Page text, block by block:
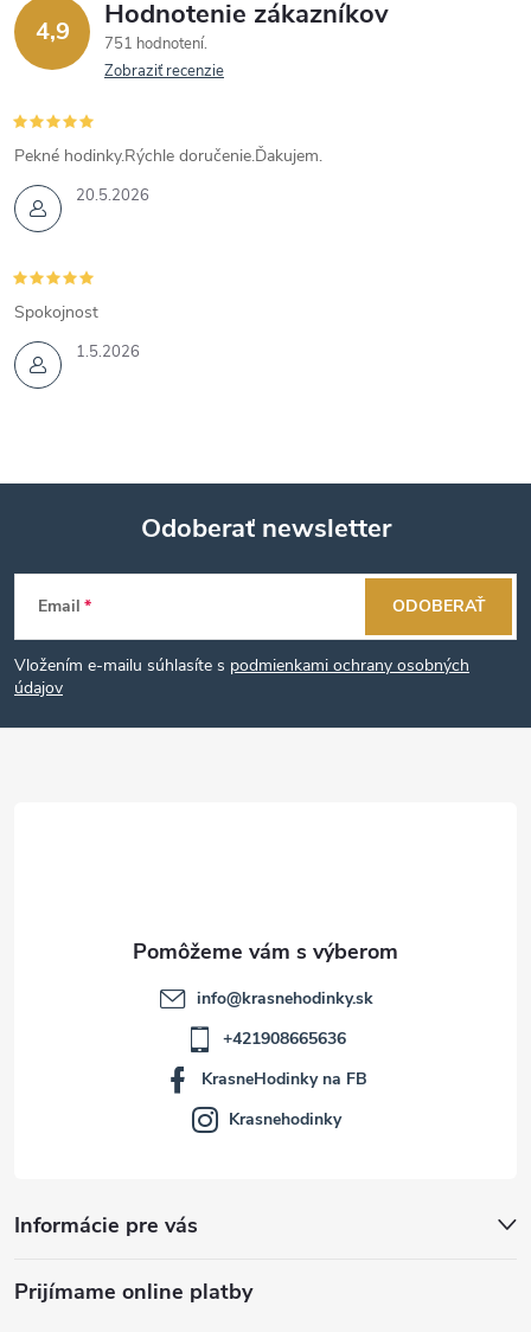
4,9 Hodnotenie zákazníkov
751 hodnotení
Zobraziť recenzie
20.5.2026
Pekné hodinky.Rýchle doručenie.Ďakujem.
1.5.2026
Spokojnost
Z
á
p
Odoberať newsletter
Email
Vložením e-mailu súhlasíte s podmienkami ochrany osobných
údajov
ODOBERAŤ
Informácie pre vás
Prijímame online platby
info@krasnehodinky.sk
+421908665636
KrasneHodinky na FB
Krasnehodinky